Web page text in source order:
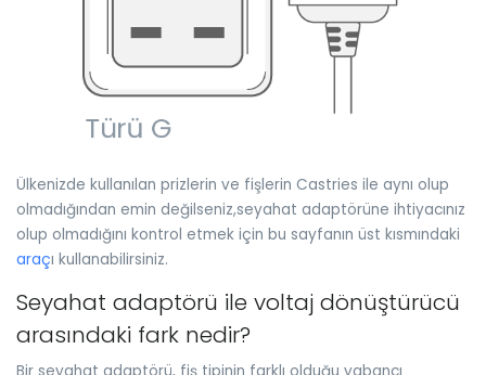
Ülkenizde kullanılan prizlerin ve fişlerin Castries ile aynı olup
olmadığından emin değilseniz,seyahat adaptörüne ihtiyacınız
olup olmadığını kontrol etmek için bu sayfanın üst kısmındaki
araçı kullanabilirsiniz.
Seyahat adaptörü ile voltaj dönüştürücü
arasındaki fark nedir?